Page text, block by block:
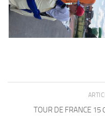
TOUR DE FRANCE 15